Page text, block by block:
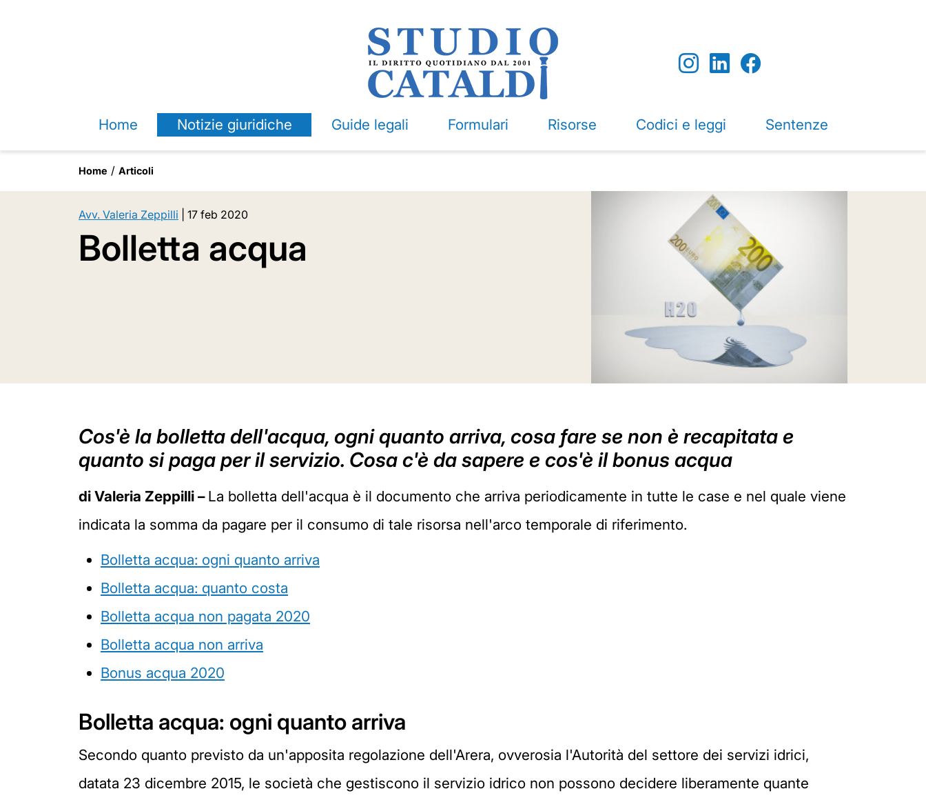
Home Notizie giuridiche Guide legali Formulari Risorse Codici e leggi Sentenze
Home Articoli
Avv. Valeria Zeppilli 17 feb 2020
Bolletta acqua
Cos'è la bolletta dell'acqua, ogni quanto arriva, cosa fare se non è recapitata e
quanto si paga per il servizio. Cosa c'è da sapere e cos'è il bonus acqua
di Valeria Zeppilli – La bolletta dell'acqua è il documento che arriva periodicamente in tutte le case e nel quale viene
indicata la somma da pagare per il consumo di tale risorsa nell'arco temporale di riferimento.
Bolletta acqua: ogni quanto arriva
Bolletta acqua: quanto costa
Bolletta acqua non pagata 2020
Bolletta acqua non arriva
Bonus acqua 2020
Bolletta acqua: ogni quanto arriva
Secondo quanto previsto da un'apposita regolazione dell'Arera, ovverosia l'Autorità del settore dei servizi idrici,
datata 23 dicembre 2015, le società che gestiscono il servizio idrico non possono decidere liberamente quante